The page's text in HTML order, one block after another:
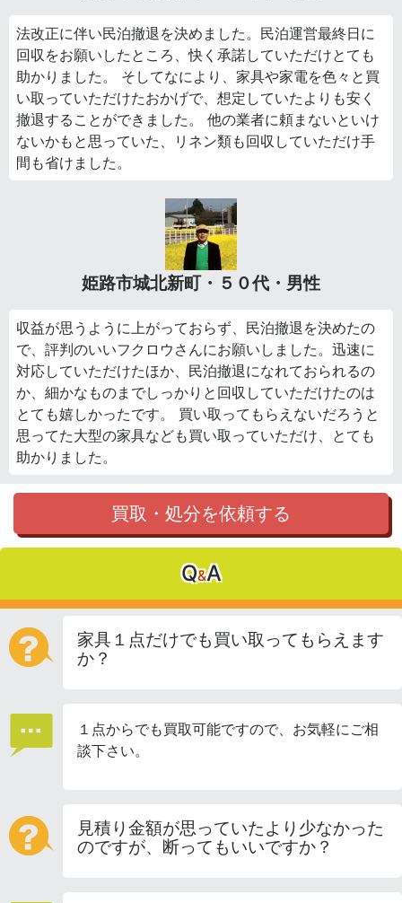
法改正に伴い民泊撤退を決めました。民泊運営最終日に
回収をお願いしたところ、快く承諾していただけとても
助かりました。 そしてなにより、家具や家電を色々と買
い取っていただけたおかげで、想定していたよりも安く
撤退することができました。 他の業者に頼まないといけ
ないかもと思っていた、リネン類も回収していただけ手
間も省けました。
姫路市城北新町・５０代・男性
収益が思うように上がっておらず、民泊撤退を決めたの
で、評判のいいフクロウさんにお願いしました。迅速に
対応していただけたほか、民泊撤退になれておられるの
か、細かなものまでしっかりと回収していただけたのは
とても嬉しかったです。 買い取ってもらえないだろうと
思ってた大型の家具なども買い取っていただけ、とても
助かりました。
買取・処分を依頼する
Q&A
家具１点だけでも買い取ってもらえます
か？
１点からでも買取可能ですので、お気軽にご相
談下さい。
見積り金額が思っていたより少なかった
のですが、断ってもいいですか？